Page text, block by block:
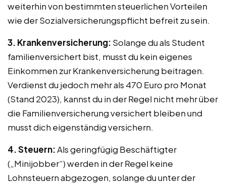
weiterhin von bestimmten steuerlichen Vorteilen
wie der Sozialversicherungspflicht befreit zu sein.
3. Krankenversicherung: Solange du als Student
familienversichert bist, musst du kein eigenes
Einkommen zur Krankenversicherung beitragen.
Verdienst du jedoch mehr als 470 Euro pro Monat
(Stand 2023), kannst du in der Regel nicht mehr über
die Familienversicherung versichert bleiben und
musst dich eigenständig versichern.
4. Steuern:Als geringfügig Beschäftigter
(„Minijobber“) werden in der Regel keine
Lohnsteuern abgezogen, solange du unter der